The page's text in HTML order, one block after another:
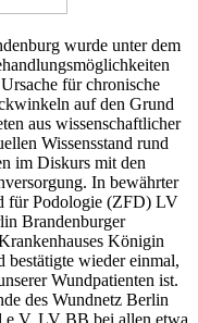
wurde unter dem
für chronische
auf den Grund
aus wissenschaftlicher
Wissensstand rund
im Diskurs mit den
In bewährter
für Podologie (ZFD) LV
Brandenburger
Königin
wieder einmal,
Wundpatienten ist.
des Wundnetz Berlin